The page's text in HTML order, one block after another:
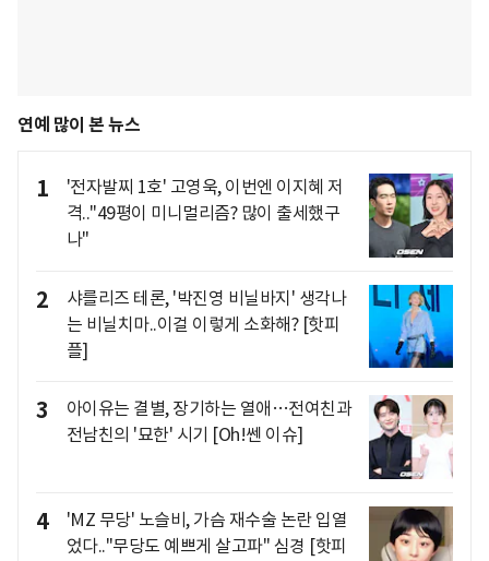
연예 많이 본 뉴스
1
'전자발찌 1호' 고영욱, 이번엔 이지혜 저
격.."49평이 미니멀리즘? 많이 출세했구
나"
2
샤를리즈 테론, '박진영 비닐바지' 생각나
는 비닐치마..이걸 이렇게 소화해? [핫피
플]
3
아이유는 결별, 장기하는 열애…전여친과
전남친의 '묘한' 시기 [Oh!쎈 이슈]
4
'MZ 무당' 노슬비, 가슴 재수술 논란 입열
었다.."무당도 예쁘게 살고파" 심경 [핫피